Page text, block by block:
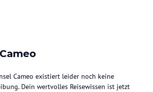
Cameo existiert leider noch keine
Dein wertvolles Reisewissen ist jetzt